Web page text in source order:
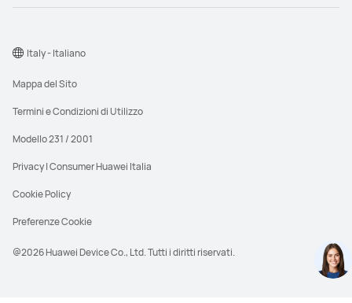
@2026 Huawei Device Co., Ltd. Tutti i diritti riservati.
Mappa del Sito
Termini e Condizioni di Utilizzo
Modello 231 / 2001
Privacy | Consumer Huawei Italia
Cookie Policy
Preferenze Cookie
Italy - Italiano